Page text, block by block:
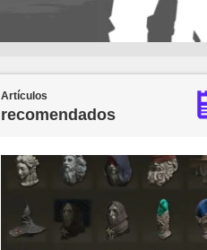
Artículos
recomendados